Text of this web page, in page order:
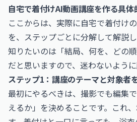
自宅で着付けAI動画講座を作る具
ここからは、実際に自宅で着付け
を、ステップごとに分解して解説
知りたいのは「結局、何を、どの
だと思いますので、迷わないように
ステップ1：講座のテーマと対象者
最初にやるべきは、撮影でも編集
えるか」を決めることです。これ